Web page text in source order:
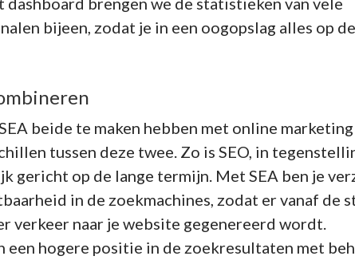
bijeen, zodat je in een oogopslag alles op
beide te maken hebben met online
tussen deze twee. Zo is SEO, in
gericht op de lange termijn. Met SEA ben je
in de zoekmachines, zodat er vanaf de
verkeer naar je website gegenereerd wordt.
een hogere positie in de zoekresultaten met